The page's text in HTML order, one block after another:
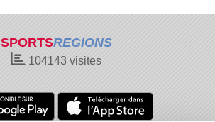
SPORTSREGIONS
104143 visites